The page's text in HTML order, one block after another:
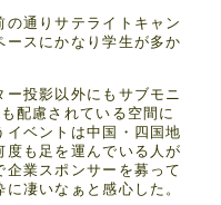
通りサテライトキャン
スにかなり学生が多か
投影以外にもサブモニ
配慮されている空間に
ベントは中国・四国地
も足を運んでいる人が
業スポンサーを募って
凄いなぁと感心した。